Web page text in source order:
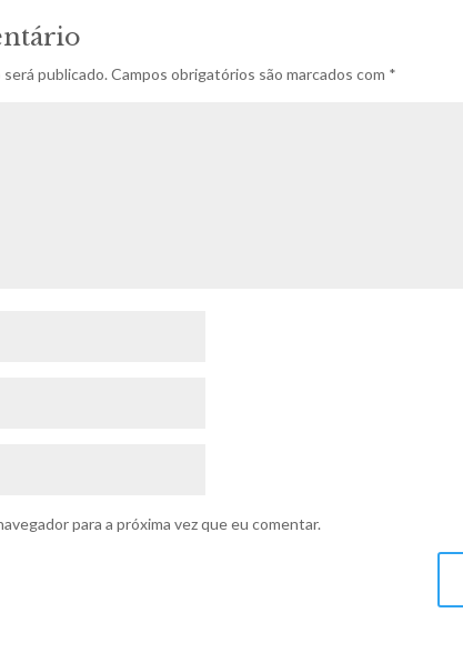
publicado. Campos obrigatórios são marcados com *
para a próxima vez que eu comentar.